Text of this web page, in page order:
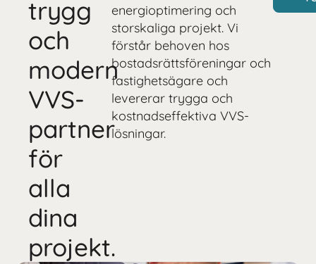
trygg
och
modern
VVS-
partner
för
alla
dina
projekt.
energioptimering och
storskaliga projekt. Vi
förstår behoven hos
bostadsrättsföreningar och
fastighetsägare och
levererar trygga och
kostnadseffektiva VVS-
lösningar.